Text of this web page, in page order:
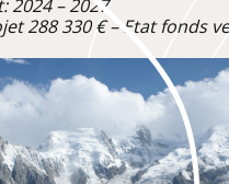
2024 – 2027
288 330 € – Etat fonds